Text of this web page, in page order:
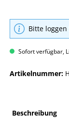
Bitte
Sofort verfügbar,
Artikelnummer:
Beschreibung